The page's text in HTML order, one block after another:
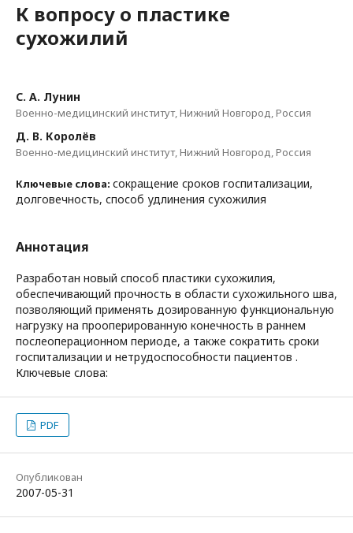
К вопросу о пластике
сухожилий
С. А. Лунин
Военно-медицинский институт, Нижний Новгород, Россия
Д. В. Королёв
Военно-медицинский институт, Нижний Новгород, Россия
Ключевые слова: сокращение сроков госпитализации,
долговечность, способ удлинения сухожилия
Аннотация
Разработан новый способ пластики сухожилия,
обеспечивающий прочность в области сухожильного шва,
позволяющий применять дозированную функциональную
нагрузку на прооперированную конечность в раннем
послеоперационном периоде, а также сократить сроки
госпитализации и нетрудоспособности пациентов .
Ключевые слова:
PDF
Опубликован
2007-05-31